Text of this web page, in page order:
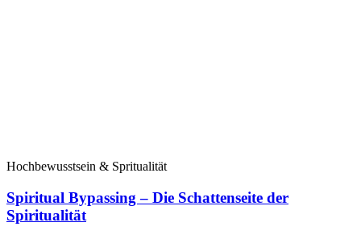
Hochbewusstsein & Spritualität
Spiritual Bypassing – Die Schattenseite der
Spiritualität